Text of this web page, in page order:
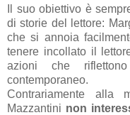
Il suo obiettivo è
di storie del lettore:
che si annoia
tenere incollato il
azioni che
contemporaneo.
Contrariamente alla
Mazzantini non